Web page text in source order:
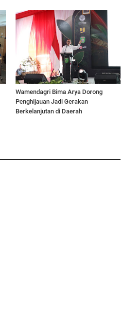
Wamendagri Bima Arya Dorong
Penghijauan Jadi Gerakan
Berkelanjutan di Daerah